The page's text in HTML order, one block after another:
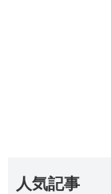
人気記事